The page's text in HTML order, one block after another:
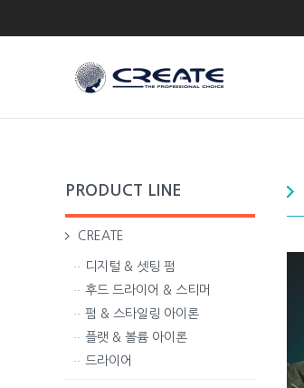
PRODUCT LINE
CREATE
디지털 & 셋팅 펌
후드 드라이어 & 스티머
펌 & 스타일링 아이론
플랫 & 볼륨 아이론
드라이어